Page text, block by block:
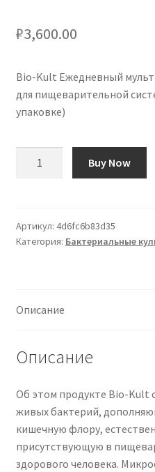
₽3,600.00
Bio-Kult Ежедневный
для пищеварительной
упаковке)
Everyday
Multi-
for
60
(Pack
of
1)
Buy Now
Артикул: 4d6fc6b83d35
Категория: Бактериальные
Описание
Описание
Об этом продукте Bio-Kult
живых бактерий,
кишечную флору,
присутствующую в
здорового человека.